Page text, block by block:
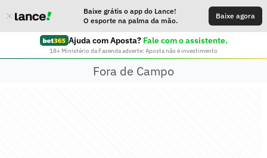
Baixe grátis o app do Lance!
O esporte na palma da mão.
Baixe agora
Ajuda com Aposta? Fale com o assistente.
18+ Ministério da Fazenda adverte: Aposta não é investimento
Fora de Campo